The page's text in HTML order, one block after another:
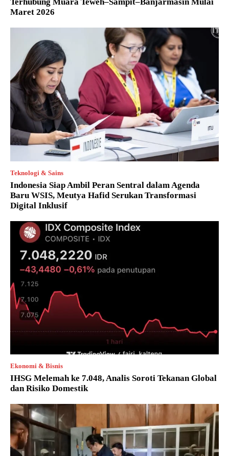
Terhubung Muara Teweh–Sampit–Banjarmasin Mulai
Maret 2026
Teknologi & Sains
Indonesia Siap Ambil Peran Sentral dalam Agenda
Baru WSIS, Meutya Hafid Serukan Transformasi
Digital Inklusif
Ekonomi & Bisnis
IHSG Melemah ke 7.048, Analis Soroti Tekanan Global
dan Risiko Domestik